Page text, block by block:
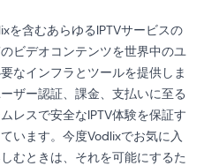
を含むあらゆるIPTVサービスの
ビデオコンテンツを世界中のユ
なインフラとツールを提供しま
ザー認証、課金、支払いに至る
レスで安全なIPTV体験を保証す
います。今度Vodlixでお気に入
むときは、それを可能にするた